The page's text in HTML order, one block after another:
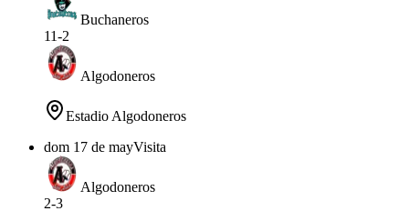
Buchaneros
11-2
Algodoneros
Estadio Algodoneros
dom 17 de mayVisita
Algodoneros
2-3